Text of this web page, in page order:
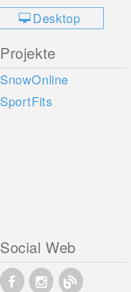
Desktop
Projekte
SnowOnline
SportFits
Social Web